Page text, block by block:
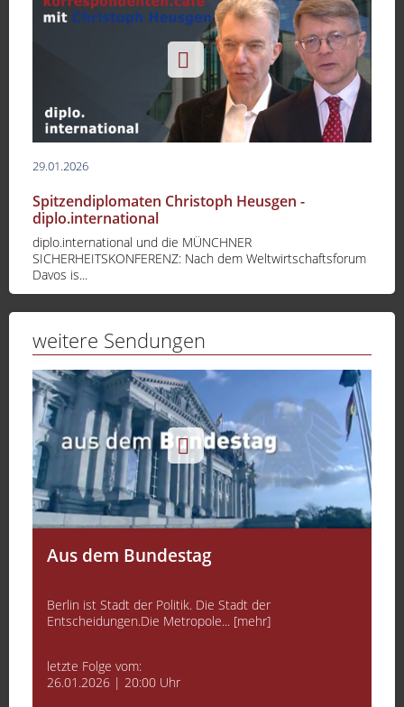
29.01.2026
Spitzendiplomaten Christoph Heusgen -
diplo.international
diplo.international und die MÜNCHNER
SICHERHEITSKONFERENZ: Nach dem Weltwirtschaftsforum
Davos is...
weitere Sendungen
Aus dem Bundestag
Berlin ist Stadt der Politik. Die Stadt der
Entscheidungen.Die Metropole... [mehr]
letzte Folge vom:
26.01.2026 | 20:00 Uhr